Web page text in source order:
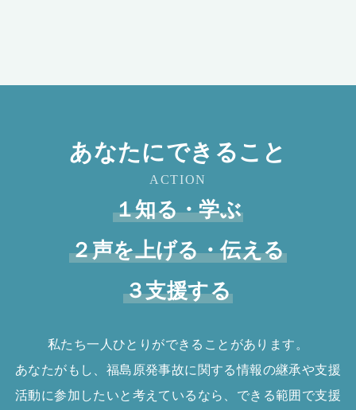
あなたにできること
ACTION
１知る・学ぶ
２声を上げる・伝える
３支援する
私たち一人ひとりができることがあります。
あなたがもし、福島原発事故に関する情報の継承や支援
活動に参加したいと考えているなら、できる範囲で支援